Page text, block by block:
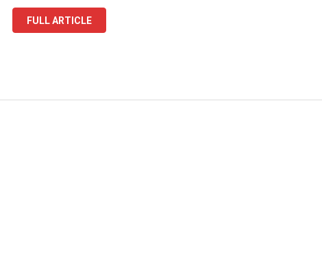
FULL ARTICLE